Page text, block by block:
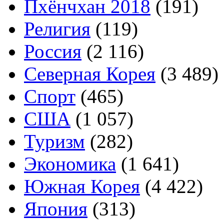
Пхёнчхан 2018 (191)
Религия (119)
Россия (2 116)
Северная Корея (3 489)
Спорт (465)
США (1 057)
Туризм (282)
Экономика (1 641)
Южная Корея (4 422)
Япония (313)